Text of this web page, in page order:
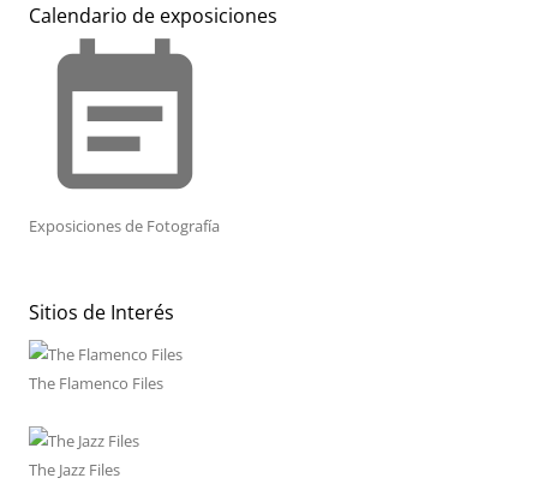
Calendario de exposiciones
event_note
Exposiciones de Fotografía
Sitios de Interés
The Flamenco Files
The Jazz Files